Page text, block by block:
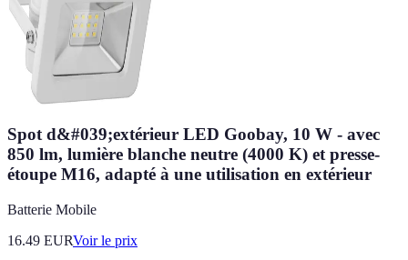
Spot d&#039;extérieur LED Goobay, 10 W - avec
850 lm, lumière blanche neutre (4000 K) et presse-
étoupe M16, adapté à une utilisation en extérieur
Batterie Mobile
16.49 EURVoir le prix